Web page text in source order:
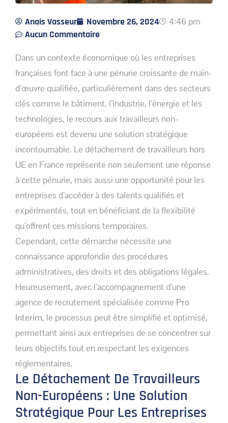
Anais Vasseur Novembre 26, 2024 4:46 pm
Aucun Commentaire
Dans un contexte économique où les entreprises
françaises font face à une pénurie croissante de main-
d’œuvre qualifiée, particulièrement dans des secteurs
clés comme le bâtiment, l’industrie, l’énergie et les
technologies, le recours aux travailleurs non-
européens est devenu une solution stratégique
incontournable. Le détachement de travailleurs hors
UE en France représente non seulement une réponse
à cette pénurie, mais aussi une opportunité pour les
entreprises d’accéder à des talents qualifiés et
expérimentés, tout en bénéficiant de la flexibilité
qu’offrent ces missions temporaires.
Cependant, cette démarche nécessite une
connaissance approfondie des procédures
administratives, des droits et des obligations légales.
Heureusement, avec l’accompagnement d’une
agence de recrutement spécialisée comme Pro
Interim, le processus peut être simplifié et optimisé,
permettant ainsi aux entreprises de se concentrer sur
leurs objectifs tout en respectant les exigences
réglementaires.
Le Détachement De Travailleurs
Non-Européens : Une Solution
Stratégique Pour Les Entreprises